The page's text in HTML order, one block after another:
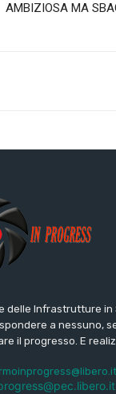
AMBIZIOSA MA
Infrastrutture in
a nessuno,
il progresso. E